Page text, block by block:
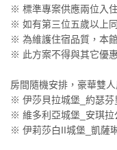
※ 標準專案供應兩位入
※ 如有第三位五歲以上
※ 為維護住宿品質，本
※ 此方案不得與其它優
房間隨機安排，豪華雙
※ 伊莎貝拉城堡_約瑟芬
※ 維多利亞城堡_安琪拉
※ 伊莉莎白II城堡_凱薩